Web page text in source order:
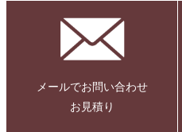
メールでお問い合わせ
お見積り